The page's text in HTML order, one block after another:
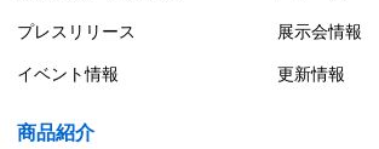
プレスリリース 展示会情報
イベント情報 更新情報
商品紹介